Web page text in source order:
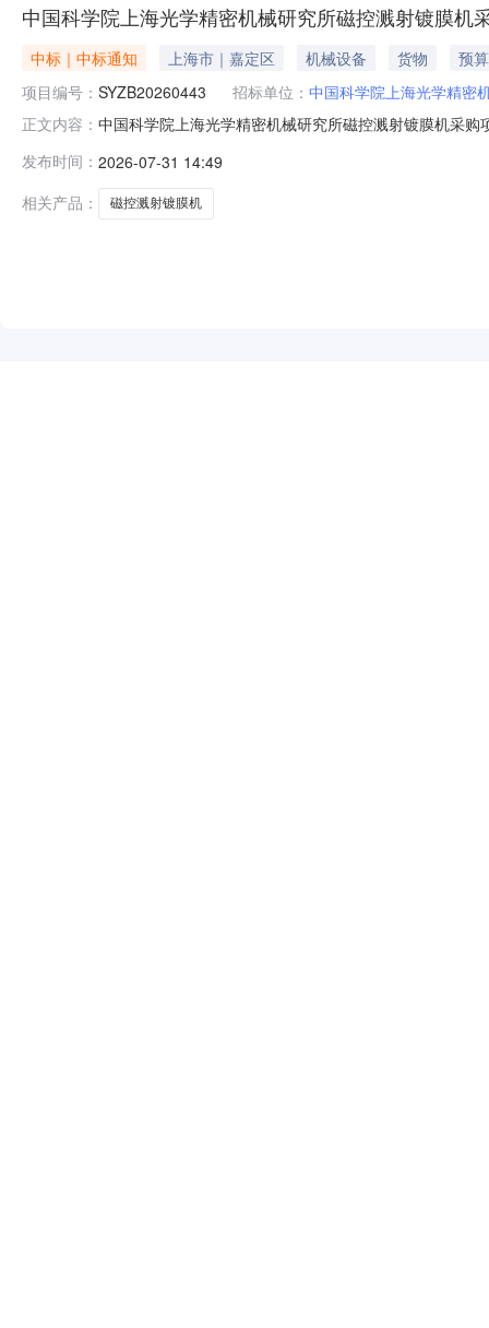
中国科学院上海光学精密机械研究所磁控溅射镀膜机
中标｜中标通知 上海市｜嘉定区 机械设备 货物
预
项目编号： SYZB20260443 招标单位： 中国科学院上海光学精密
正文内容： 中国科学院上海光学精密机械研究所磁控溅射镀膜机采
298.0000000（万元）四、主要标的信息序号供应商名
2980000
发布时间： 2026-07-31 14:49
相关产品：
磁控溅射镀膜机